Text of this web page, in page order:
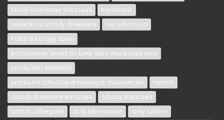
Meble łazienkowe Warszawa
mieszkanie
nakładki na schody drewniane
nieruchomości
Pokój dla trojga dzieci
porcelanowy serwis do kawy sklep maria biała cena
producenci kinkietów
producent schodów drewnianych mazowieckie
remont
schody drewniane warszawa
schody Warszawa
schody zabiegowe
stoły lakierowane
stoły szklane